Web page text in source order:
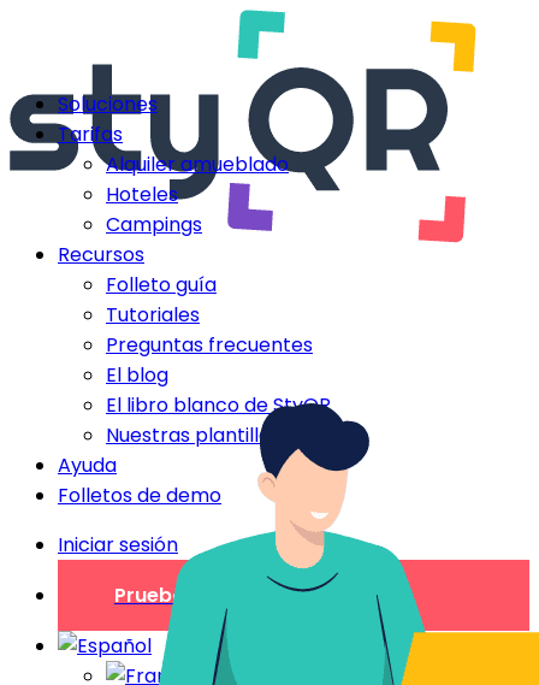
Soluciones
Tarifas
Alquiler amueblado
Hoteles
Campings
Recursos
Folleto guía
Tutoriales
Preguntas frecuentes
El blog
El libro blanco de StyQR
Nuestras plantillas StyQR
Ayuda
Folletos de demo
Iniciar sesión
Prueba gratuita